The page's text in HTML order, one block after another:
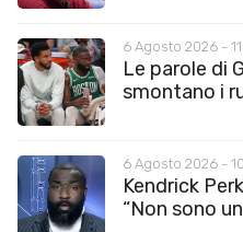
6 Agosto 2026 -
Le parole di
smontano i
6 Agosto 2026 -
Kendrick
“Non sono